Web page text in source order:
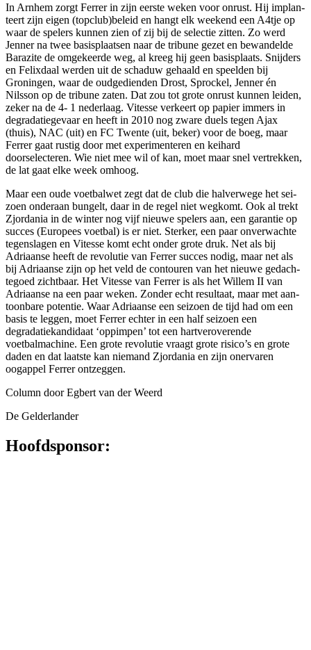
In Arnhem zorgt Ferrer in zijn eer­ste weken voor onrust. Hij implan­
teert zijn eigen (topclub)beleid en hangt elk weekend een A4tje op
waar de spelers kunnen zien of zij bij de selectie zitten. Zo werd
Jen­ner na twee basisplaatsen naar de tribune gezet en bewandelde
Bara­zite de omgekeerde weg, al kreeg hij geen basisplaats. Snijders
en Fe­lixdaal werden uit de schaduw ge­haald en speelden bij
Groningen, waar de oudgedienden Drost, Sprockel, Jenner én
Nilsson op de tribune zaten. Dat zou tot grote on­rust kunnen leiden,
zeker na de 4- 1 nederlaag. Vitesse verkeert op papier immers in
degradatiegevaar en heeft in 2010 nog zware duels tegen Ajax
(thuis), NAC (uit) en FC Twente (uit, beker) voor de boeg, maar
Ferrer gaat rustig door met experimenteren en keihard
doorselecteren. Wie niet mee wil of kan, moet maar snel vertrekken,
de lat gaat elke week omhoog.
Maar een oude voetbalwet zegt dat de club die halverwege het sei­
zoen onderaan bungelt, daar in de regel niet wegkomt. Ook al trekt
Zjordania in de winter nog vijf nieuwe spelers aan, een garantie op
succes (Europees voetbal) is er niet. Sterker, een paar onverwach­te
tegenslagen en Vitesse komt echt onder grote druk. Net als bij
Adriaanse heeft de revolutie van Ferrer succes nodig, maar net als
bij Adriaanse zijn op het veld de contouren van het nieuwe gedach­
tegoed zichtbaar. Het Vitesse van Ferrer is als het Willem II van
Adriaanse na een paar weken. Zon­der echt resultaat, maar met aan­
toonbare potentie. Waar Adriaan­se een seizoen de tijd had om een
basis te leggen, moet Ferrer echter in een half seizoen een
degradatie­kandidaat ‘oppimpen’ tot een hart­veroverende
voetbalmachine. Een grote revolutie vraagt grote risico’s en grote
daden en dat laatste kan niemand Zjordania en zijn onerva­ren
oogappel Ferrer ontzeggen.
Column door Egbert van der Weerd
De Gelderlander
Hoofdsponsor: